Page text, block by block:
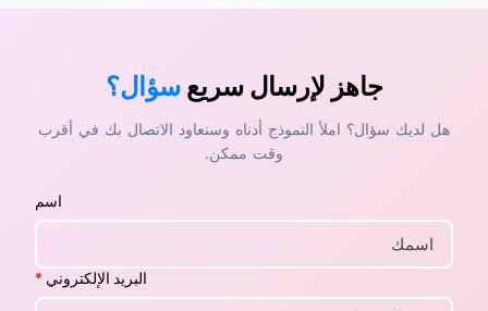
جاهز لإرسال سريعسؤال؟
هل لديك سؤال؟ املأ النموذج أدناه وسنعاود الاتصال بك في أقرب
وقت ممكن.
اسم
البريد الإلكتروني *